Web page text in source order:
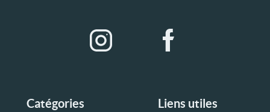
Catégories Liens utiles